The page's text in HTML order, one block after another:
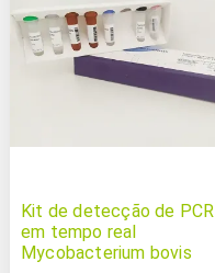
Kit de detecção de PCR
em tempo real
Mycobacterium bovis